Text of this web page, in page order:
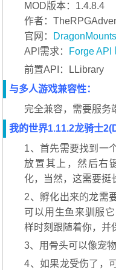
MOD版本：1.4.8.4
作者：
官网：
API需求： Forge API
前置API：LLibrary
与多人游戏兼容性：
完全兼容，需要服务
我的世界1.11.2龙骑士
1、首先需要找到一
放置其上，然后右
化，当然，这需要挺
2、孵化出来的龙需
可以用生鱼来驯服
样时刻跟随着你，并
3、用骨头可以像宠
4、如果龙受伤了，